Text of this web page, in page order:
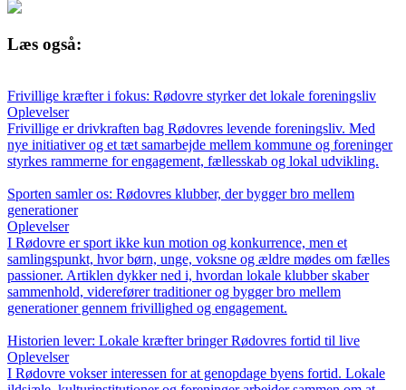
Læs også:
Frivillige kræfter i fokus: Rødovre styrker det lokale foreningsliv
Oplevelser
Frivillige er drivkraften bag Rødovres levende foreningsliv. Med
nye initiativer og et tæt samarbejde mellem kommune og foreninger
styrkes rammerne for engagement, fællesskab og lokal udvikling.
Sporten samler os: Rødovres klubber, der bygger bro mellem
generationer
Oplevelser
I Rødovre er sport ikke kun motion og konkurrence, men et
samlingspunkt, hvor børn, unge, voksne og ældre mødes om fælles
passioner. Artiklen dykker ned i, hvordan lokale klubber skaber
sammenhold, viderefører traditioner og bygger bro mellem
generationer gennem frivillighed og engagement.
Historien lever: Lokale kræfter bringer Rødovres fortid til live
Oplevelser
I Rødovre vokser interessen for at genopdage byens fortid. Lokale